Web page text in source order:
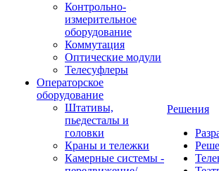
Контрольно-
измерительное
оборудование
Коммутация
Оптические модули
Телесуфлеры
Операторское
оборудование
Штативы,
пьедесталы и
головки
Краны и тележки
Камерные системы -
Решения